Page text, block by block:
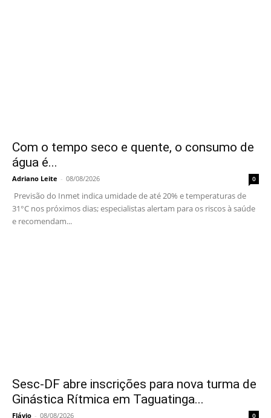
Com o tempo seco e quente, o consumo de
água é...
Adriano Leite - 08/08/2026 0
Previsão do Inmet indica umidade de até 20% e temperaturas de
31°C nos próximos dias; especialistas alertam para os riscos à saúde
e recomendam...
Sesc-DF abre inscrições para nova turma de
Ginástica Rítmica em Taguatinga...
Flávio - 08/08/2026 0